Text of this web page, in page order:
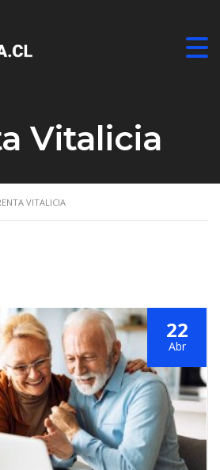
Vitalicia
VITALICIA
22
Abr